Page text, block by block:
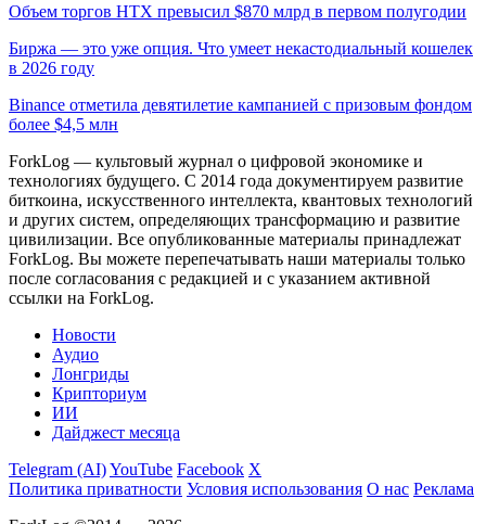
Объем торгов HTX превысил $870 млрд в первом полугодии
Биржа — это уже опция. Что умеет некастодиальный кошелек
в 2026 году
Binance отметила девятилетие кампанией с призовым фондом
более $4,5 млн
ForkLog — культовый журнал о цифровой экономике и
технологиях будущего. С 2014 года документируем развитие
биткоина, искусственного интеллекта, квантовых технологий
и других систем, определяющих трансформацию и развитие
цивилизации. Все опубликованные материалы принадлежат
ForkLog. Вы можете перепечатывать наши материалы только
после согласования с редакцией и с указанием активной
ссылки на ForkLog.
Новости
Аудио
Лонгриды
Крипториум
ИИ
Дайджест месяца
Telegram (AI)YouTube Facebook X
Политика приватности Условия использования О нас Реклама